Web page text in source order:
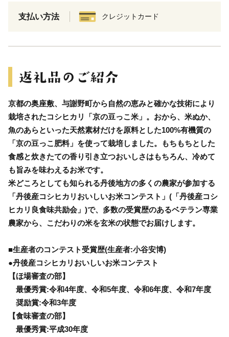
支払い方法 クレジットカード
京都の奥座敷、与謝野町から自然の恵みと確かな技術により
栽培されたコシヒカリ「京の豆っこ米」。おから、米ぬか、
魚のあらといった天然素材だけを原料とした100%有機質の
「京の豆っこ肥料」を使って栽培しました。もちもちとした
食感と炊きたての香り引き立つおいしさはもちろん、冷めて
も旨みを味わえるお米です。
米どころとしても知られる丹後地方の多くの農家が参加する
「丹後産コシヒカリおいしいお米コンテスト」(「丹後産コシ
ヒカリ良食味共励会」)で、多数の受賞歴のあるベテラン専業
農家から、こだわりの米を玄米の状態でお届けします。
■生産者のコンテスト受賞歴(生産者:小谷安博)
●丹後産コシヒカリおいしいお米コンテスト
【ほ場審査の部】
最優秀賞:令和4年度、令和5年度、令和6年度、令和7年度
奨励賞:令和3年度
【食味審査の部】
最優秀賞:平成30年度